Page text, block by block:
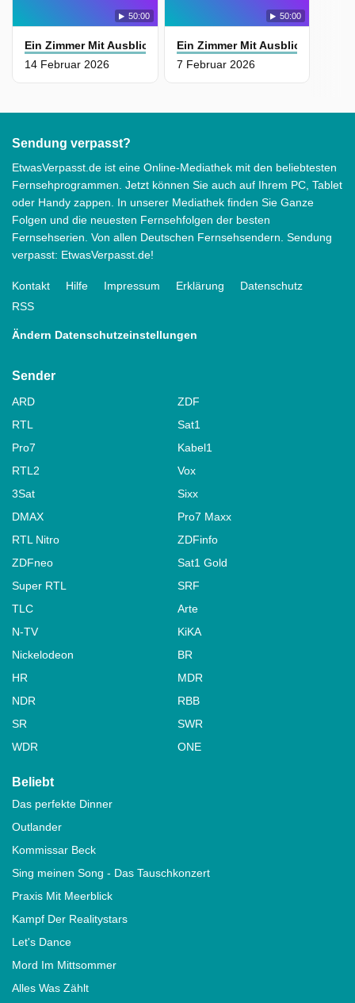
50:00
Ein Zimmer Mit Ausblick
14 Februar 2026
50:00
Ein Zimmer Mit Ausblick
7 Februar 2026
Sendung verpasst?
EtwasVerpasst.de ist eine Online-Mediathek mit den beliebtesten
Fernsehprogrammen. Jetzt können Sie auch auf Ihrem PC, Tablet
oder Handy zappen. In unserer Mediathek finden Sie Ganze
Folgen und die neuesten Fernsehfolgen der besten
Fernsehserien. Von allen Deutschen Fernsehsendern. Sendung
verpasst: EtwasVerpasst.de!
Kontakt Hilfe Impressum Erklärung
Datenschutz
RSS
Ändern Datenschutzeinstellungen
Sender
ARD
ZDF
RTL
Sat1
Pro7
Kabel1
RTL2
Vox
3Sat
Sixx
DMAX
Pro7 Maxx
RTL Nitro
ZDFinfo
ZDFneo
Sat1 Gold
Super RTL
SRF
TLC
Arte
N-TV
KiKA
Nickelodeon
BR
HR
MDR
NDR
RBB
SR
SWR
WDR
ONE
Beliebt
Das perfekte Dinner
Outlander
Kommissar Beck
Sing meinen Song - Das Tauschkonzert
Praxis Mit Meerblick
Kampf Der Realitystars
Let's Dance
Mord Im Mittsommer
Alles Was Zählt